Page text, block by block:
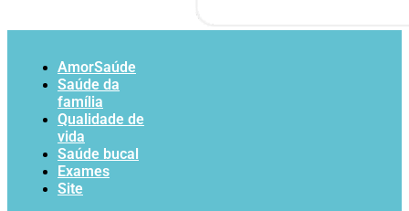
AmorSaúde
Saúde da
família
Qualidade de
vida
Saúde bucal
Exames
Site